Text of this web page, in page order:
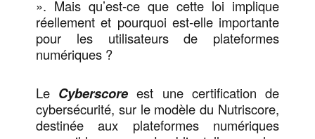
». Mais qu’est-ce que cette loi implique
réellement et pourquoi est-elle importante
pour les utilisateurs de plateformes
numériques ?
Le Cyberscore est une certification de
cybersécurité, sur le modèle du Nutriscore,
destinée aux plateformes numériques